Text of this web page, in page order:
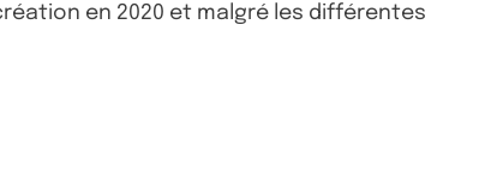
en 2020 et malgré les différentes